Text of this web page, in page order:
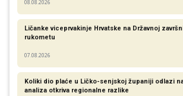
08.08.2026
Ličanke viceprvakinje Hrvatske na Državnoj
rukometu
07.08.2026
Koliki dio plaće u Ličko-senjskoj županiji odlazi
analiza otkriva regionalne razlike​